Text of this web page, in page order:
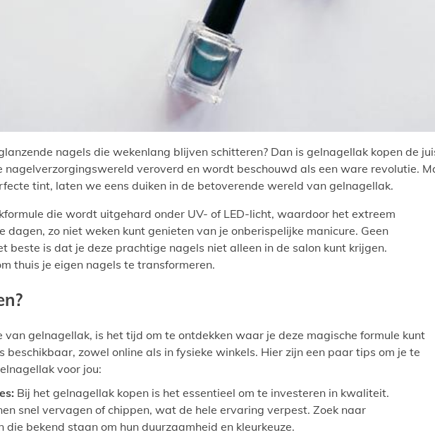
nagels die wekenlang blijven schitteren? Dan is gelnagellak kopen de
nagelverzorgingswereld veroverd en wordt beschouwd als een ware revolutie.
tint, laten we eens duiken in de betoverende wereld van gelnagellak.
die wordt uitgehard onder UV- of LED-licht, waardoor het extreem
zo niet weken kunt genieten van je onberispelijke manicure. Geen
beste is dat je deze prachtige nagels niet alleen in de salon kunt krijgen.
thuis je eigen nagels te transformeren.
van gelnagellak, is het tijd om te ontdekken waar je deze magische formule kunt
beschikbaar, zowel online als in fysieke winkels. Hier zijn een paar tips om je te
voor jou:
Bij het gelnagellak kopen is het essentieel om te investeren in kwaliteit.
snel vervagen of chippen, wat de hele ervaring verpest. Zoek naar
die bekend staan om hun duurzaamheid en kleurkeuze.